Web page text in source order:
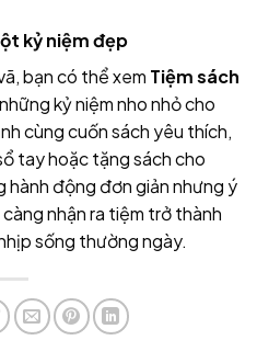
kỷ niệm đẹp
bạn có thể xem Tiệm sách
kỷ niệm nho nhỏ cho
cùng cuốn sách yêu thích,
tay hoặc tặng sách cho
hành động đơn giản nhưng ý
nhận ra tiệm trở thành
sống thường ngày.